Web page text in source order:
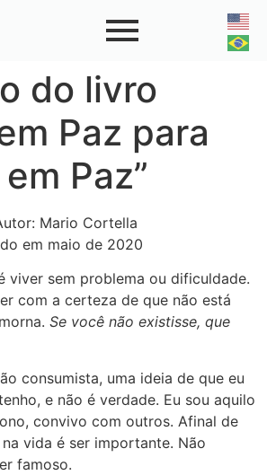
do livro
Paz para
Paz”
Mario Cortella
em maio de 2020
viver sem problema ou dificuldade.
com a certeza de que não está
Se você não existisse, que
consumista, uma ideia de que eu
e não é verdade. Eu sou aquilo
convivo com outros. Afinal de
vida é ser importante. Não
famoso.